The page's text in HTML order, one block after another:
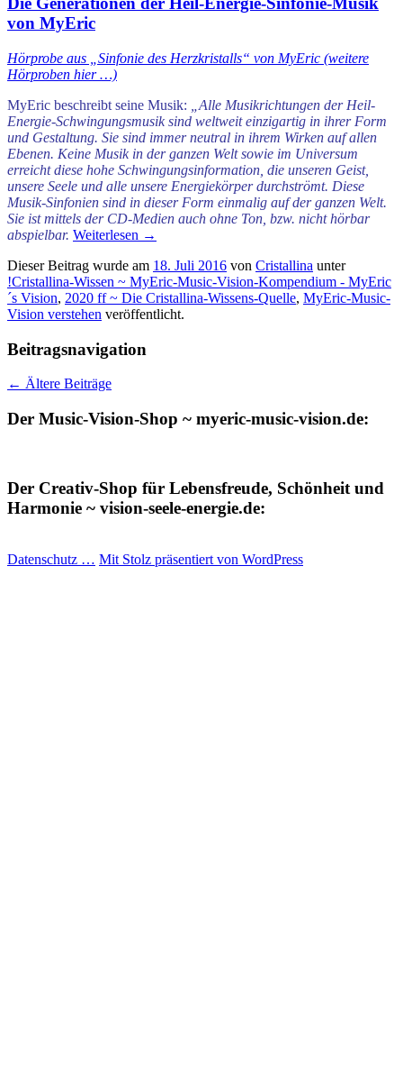
von MyEric
Hörprobe aus „Sinfonie des Herzkristalls“ von MyEric (weitere
Hörproben hier …)
MyEric beschreibt seine Musik:
„Alle Musikrichtungen der Heil-
Energie-Schwingungsmusik sind weltweit einzigartig in ihrer Form
und Gestaltung. Sie sind immer neutral in ihrem Wirken auf allen
Ebenen. Keine Musik in der ganzen Welt sowie im Universum
erreicht diese hohe Schwingungsinformation, die unseren Geist,
unsere Seele und alle unsere Energiekörper durchströmt. Diese
Musik-Sinfonien sind in dieser Form einmalig auf der ganzen Welt.
Sie ist mittels der CD-Medien auch ohne Ton, bzw. nicht hörbar
abspielbar. Weiterlesen →
Dieser Beitrag wurde am 18. Juli 2016 von Cristallina unter
!Cristallina-Wissen ~ MyEric-Music-Vision-Kompendium - MyEric
´s Vision, 2020 ff ~ Die Cristallina-Wissens-Quelle, MyEric-Music-
Vision verstehen veröffentlicht.
Beitragsnavigation
← Ältere Beiträge
Der Music-Vision-Shop ~ myeric-music-vision.de:
Der Creativ-Shop für Lebensfreude, Schönheit und
Harmonie ~ vision-seele-energie.de:
Datenschutz … Mit Stolz präsentiert von WordPress